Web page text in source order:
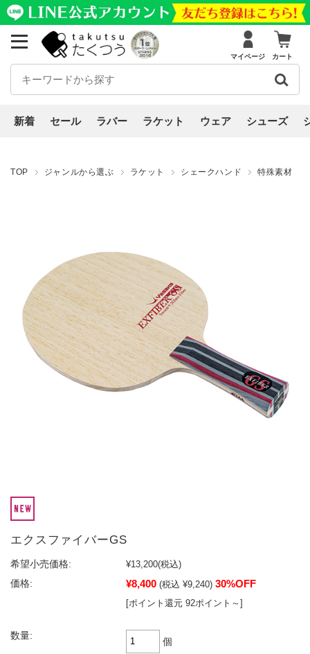
マイページ カート
新着 セール ラバー ラケット ウェア シューズ
TOP ジャンルから選ぶ ラケット シェークハンド 特殊素材
エクスファイバーGS
希望小売価格: ¥13,200(税込)
価格:
¥8,400 (税込 ¥9,240) 30%OFF
[ポイント還元 92ポイント～]
数量:
個